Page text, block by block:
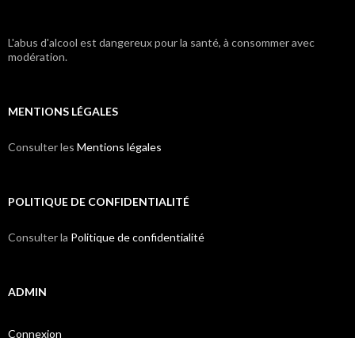
L'abus d'alcool est dangereux pour la santé, à consommer avec
modération.
MENTIONS LÉGALES
Consulter les Mentions légales
POLITIQUE DE CONFIDENTIALITÉ
Consulter la Politique de confidentialité
ADMIN
Connexion